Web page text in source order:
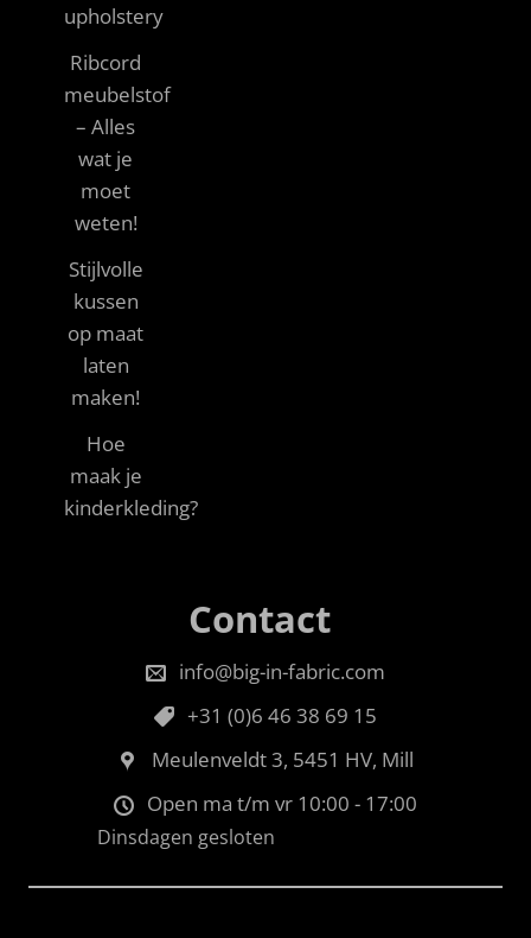
upholstery
Ribcord
meubelstof
– Alles
wat je
moet
weten!
Stijlvolle
kussen
op maat
laten
maken!
Hoe
maak je
kinderkleding?
Contact
info@big-in-fabric.com
+31 (0)6 46 38 69 15
Meulenveldt 3, 5451 HV, Mill
Open ma t/m vr 10:00 - 17:00
Dinsdagen gesloten